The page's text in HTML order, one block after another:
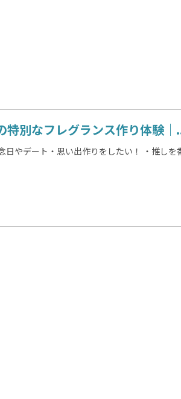
別なフレグランス作り体験｜
日やデート・思い出作りをしたい！ ・推しを